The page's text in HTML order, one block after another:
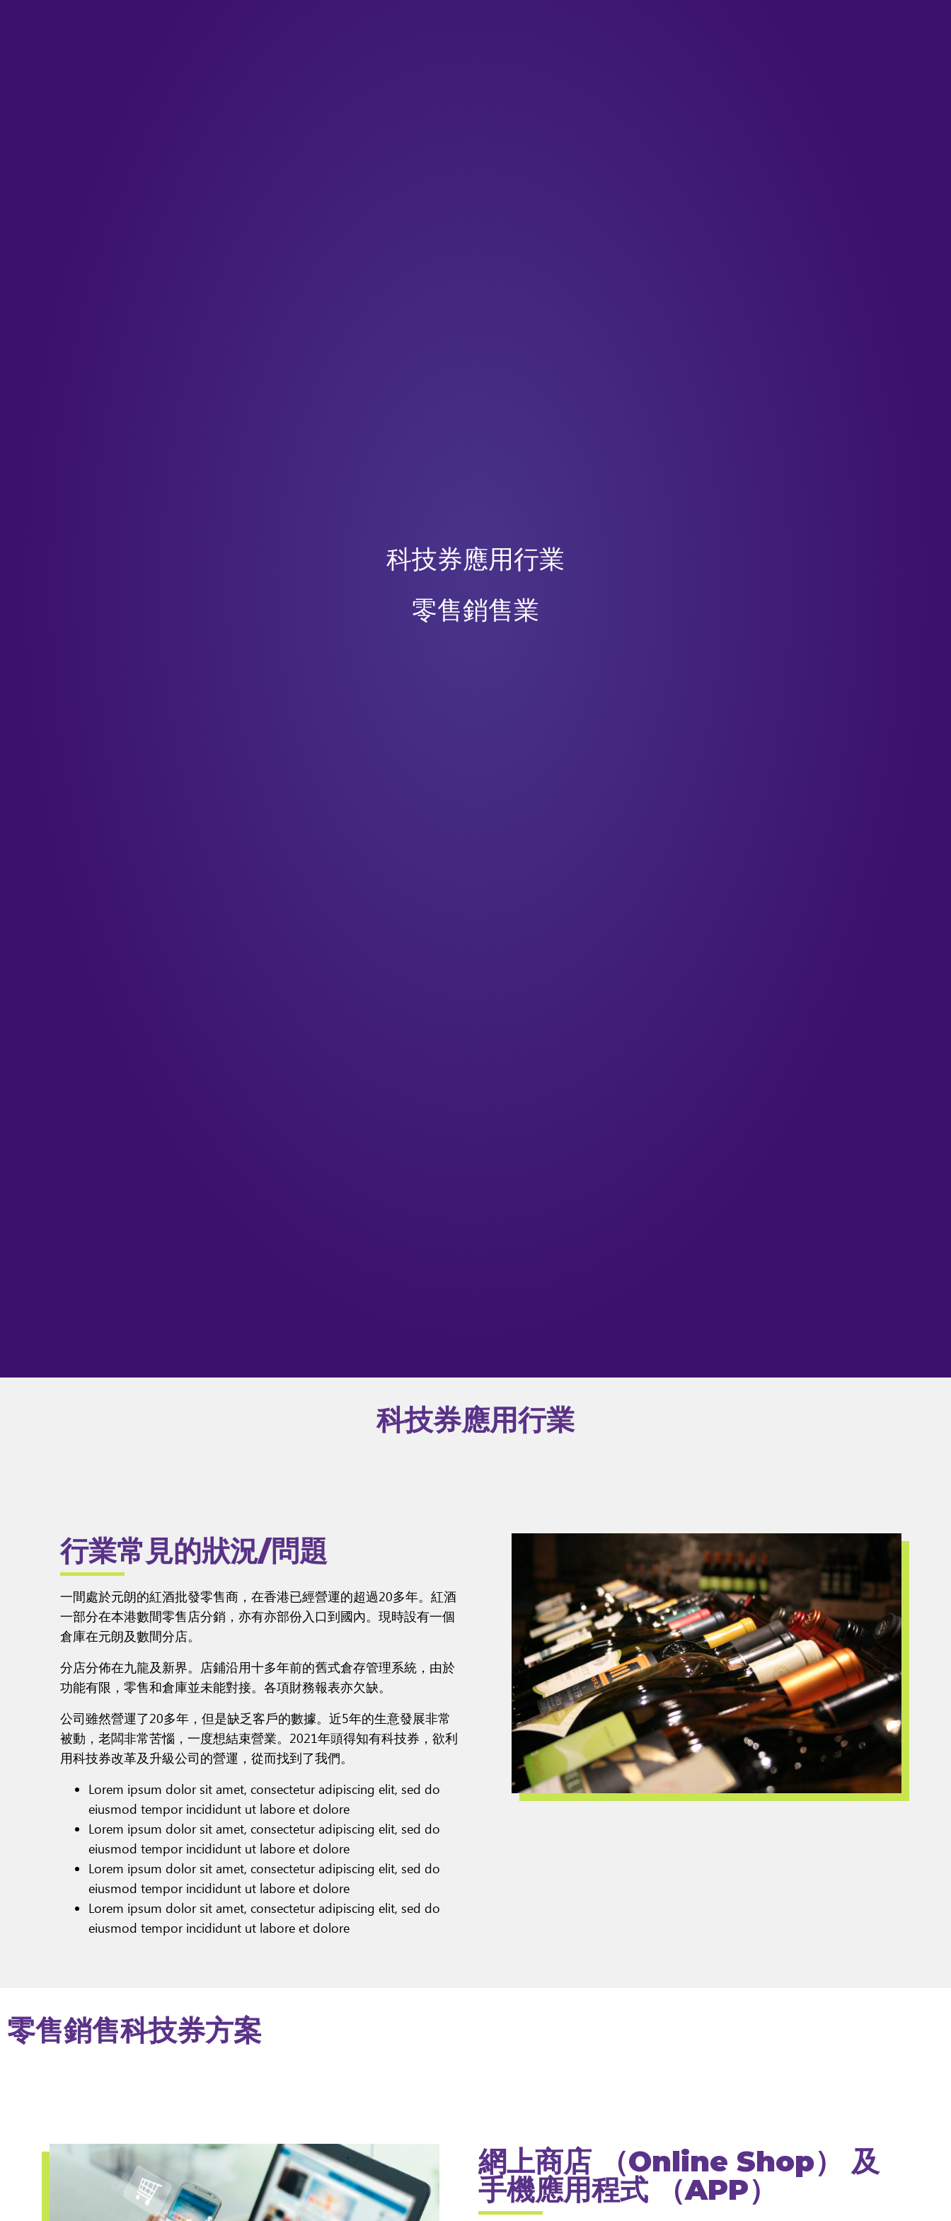
科技券應用行業
零售銷售業
科技券應用行業
行業常見的狀況/問題
一間處於元朗的紅酒批發零售商，在香港已經營運的超過20多年。紅酒
一部分在本港數間零售店分銷，亦有亦部份入口到國內。現時設有一個
倉庫在元朗及數間分店。
分店分佈在九龍及新界。店鋪沿用十多年前的舊式倉存管理系統，由於
功能有限，零售和倉庫並未能對接。各項財務報表亦欠缺。
公司雖然營運了20多年，但是缺乏客戶的數據。近5年的生意發展非常
被動，老闆非常苦惱，一度想結束營業。2021年頭得知有科技券，欲利
用科技券改革及升級公司的營運，從而找到了我們。
Lorem ipsum dolor sit amet, consectetur adipiscing elit, sed do
eiusmod tempor incididunt ut labore et dolore
Lorem ipsum dolor sit amet, consectetur adipiscing elit, sed do
eiusmod tempor incididunt ut labore et dolore
Lorem ipsum dolor sit amet, consectetur adipiscing elit, sed do
eiusmod tempor incididunt ut labore et dolore
Lorem ipsum dolor sit amet, consectetur adipiscing elit, sed do
eiusmod tempor incididunt ut labore et dolore
零售銷售科技券方案
網上商店 （Online Shop） 及
手機應用程式 （APP）